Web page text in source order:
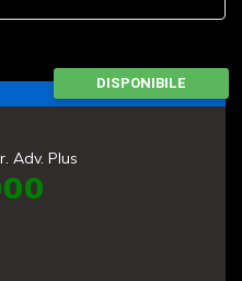
Adv. Plus
DISPONIBILE